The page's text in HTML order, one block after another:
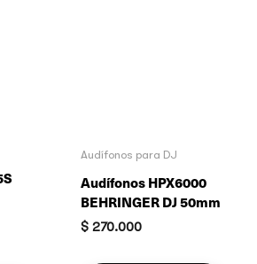
Audífonos para DJ
Audífonos HPX6000
BEHRINGER DJ 50mm
$ 270.000